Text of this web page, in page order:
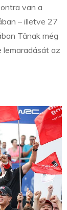
van a
– illetve 27
Tänak még
lemaradását az